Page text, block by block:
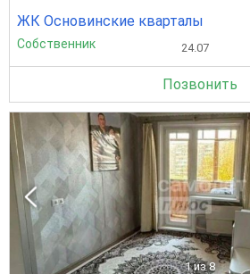
ЖК Основинские кварталы
Собственник 24.07
Позвонить
1 из 8